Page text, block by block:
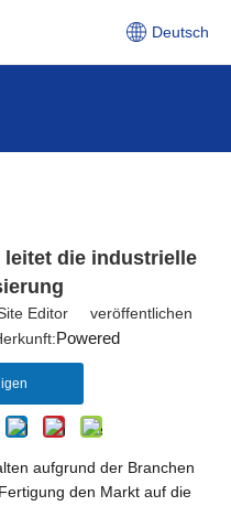
Deutsch
leitet die industrielle
Editor veröffentlichen
Powered
aufgrund der Branchen
den Markt auf die